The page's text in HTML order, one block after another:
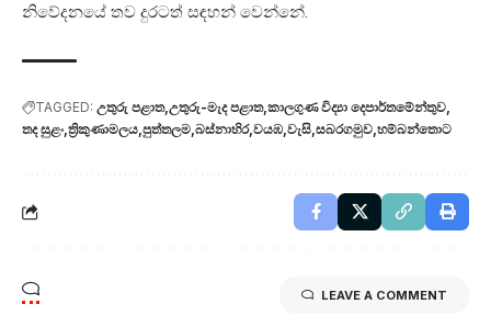
නිවේදනයේ තව දුරටත් සඳහන් වෙන්නේ.
TAGGED: උතුරු පළාත උතුරු-මැද පළාත කාලගුණ විද්‍යා දෙපාර්තමේන්තුව
තද සුළං ත්‍රිකුණාමලය පුත්තලම බස්නාහිර වයඹ වැසි සබරගමුව හම්බන්තොට
LEAVE A COMMENT